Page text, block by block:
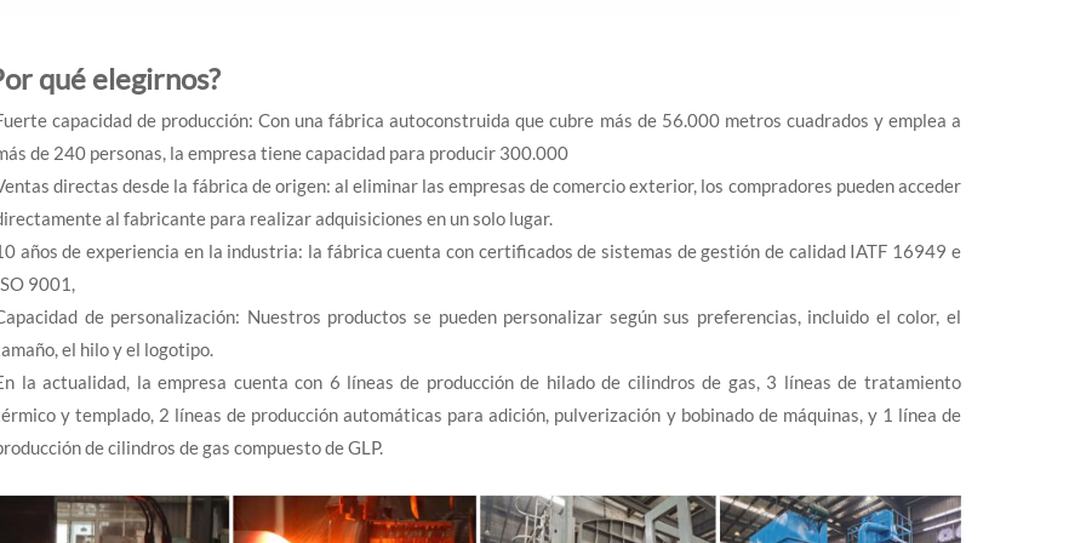
qué elegirnos?
capacidad de producción: Con una fábrica autoconstruida que cubre más de 56.000 metros cuadrados y emplea a
de 240 personas, la empresa tiene capacidad para producir 300.000
directas desde la fábrica de origen: al eliminar las empresas de comercio exterior, los compradores pueden acceder
al fabricante para realizar adquisiciones en un solo lugar.
años de experiencia en la industria: la fábrica cuenta con certificados de sistemas de gestión de calidad IATF 16949 e
9001,
de personalización: Nuestros productos se pueden personalizar según sus preferencias, incluido el color, el
el hilo y el logotipo.
la actualidad, la empresa cuenta con 6 líneas de producción de hilado de cilindros de gas, 3 líneas de tratamiento
y templado, 2 líneas de producción automáticas para adición, pulverización y bobinado de máquinas, y 1 línea de
de cilindros de gas compuesto de GLP.